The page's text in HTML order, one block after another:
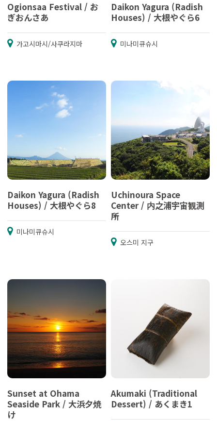
Ogionsaa Festival / お
ぎおんさあ
가고시마시/사쿠라지마
Daikon Yagura (Radish
Houses) / 大根やぐら6
미나미큐슈시
Daikon Yagura (Radish
Houses) / 大根やぐら8
미나미큐슈시
Uchinoura Space
Center / 内之浦宇宙観測
所
오스미 지구
Sunset at Ohama
Seaside Park / 大浜夕焼
け
Akumaki (Traditional
Dessert) / あくまき1